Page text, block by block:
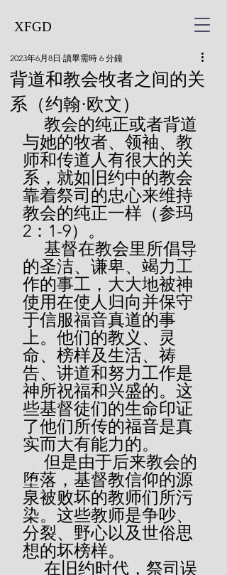
XFGD
背道和教会牧者之间的关
系（约翰·欧文）
2023年6月8日 讀畢需時 6 分鐘
与她的牧者、领袖、教
师和传道人有很大的关
系，就如旧约中的教会
靠着祭司的忠心来维持
教会的纯正一样（参玛
2：1-9）。
的圣洁、谦卑、竭力工
作的事工，大大地被神
使用在使人归向并保守
于信服福音真道的事
上。他们的教义、灵
命、榜样及生活、祷
告、讲道和努力工作是
神所祝福和兴盛的。这
些基督徒们的生命印证
了他们所传的福音是真
实而大有能力的。
堕落，基督教信仰的源
泉被败坏的教师们所污
染。这些教师是争吵、
分裂、野心以及世俗思
想的坏榜样。